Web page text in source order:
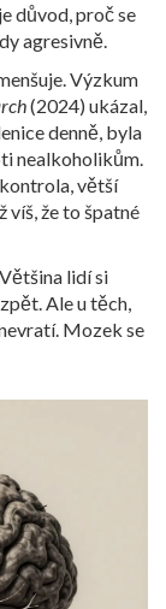
důvod, proč se
agresivně.
Výzkum
(2024) ukázal,
denně, byla
nealkoholikům.
větší
že to špatné
lidí si
Ale u těch,
Mozek se